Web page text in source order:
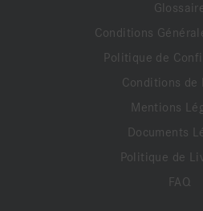
Conditions
Politique de
Conditions de
Mentions
Documents
Politique de
FAQ